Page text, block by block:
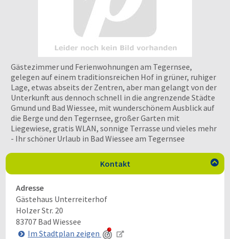
Gästezimmer und Ferienwohnungen am Tegernsee,
gelegen auf einem traditionsreichen Hof in grüner, ruhiger
Lage, etwas abseits der Zentren, aber man gelangt von der
Unterkunft aus dennoch schnell in die angrenzende Städte
Gmund und Bad Wiessee, mit wunderschönem Ausblick auf
die Berge und den Tegernsee, großer Garten mit
Liegewiese, gratis WLAN, sonnige Terrasse und vieles mehr
- Ihr schöner Urlaub in Bad Wiessee am Tegernsee
Kontakt 
Adresse
Gästehaus Unterreiterhof
Holzer Str. 20
83707 Bad Wiessee
Im Stadtplan zeigen